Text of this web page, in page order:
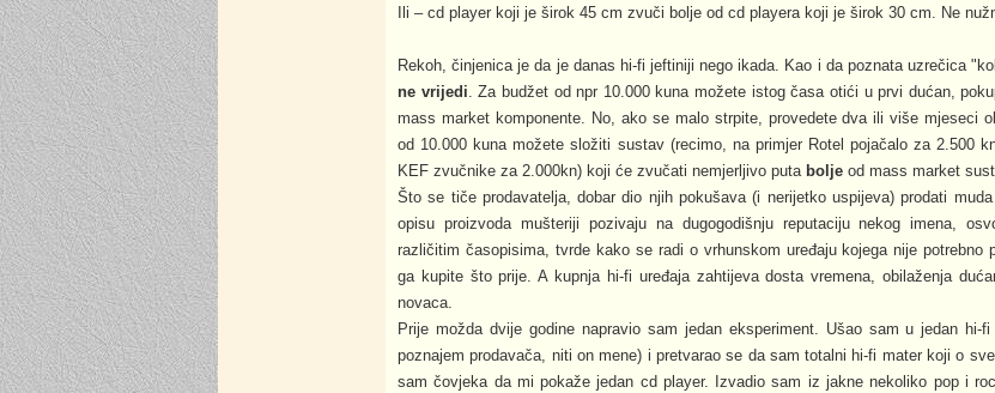
Ili – cd player koji je širok 45 cm zvuči bolje od cd playera koji je širok 30 cm. Ne
Rekoh, činjenica je da je danas hi-fi jeftiniji nego ikada. Kao i da poznata uzrečica
ne vrijedi . Za budžet od npr 10.000 kuna možete istog časa otići u prvi dućan,
mass market komponente. No, ako se malo strpite, provedete dva ili više mjeseci
od 10.000 kuna možete složiti sustav (recimo, na primjer Rotel pojačalo za 2.500
KEF zvučnike za 2.000kn) koji će zvučati nemjerljivo puta bolje od mass market
Što se tiče prodavatelja, dobar dio njih pokušava (i nerijetko uspijeva) prodati
opisu proizvoda mušteriji pozivaju na dugogodišnju reputaciju nekog imena,
različitim časopisima, tvrde kako se radi o vrhunskom uređaju kojega nije potrebno
ga kupite što prije. A kupnja hi-fi uređaja zahtijeva dosta vremena, obilaženja
novaca.
Prije možda dvije godine napravio sam jedan eksperiment. Ušao sam u jedan hi-
poznajem prodavača, niti on mene) i pretvarao se da sam totalni hi-fi mater koji o
sam čovjeka da mi pokaže jedan cd player. Izvadio sam iz jakne nekoliko pop i